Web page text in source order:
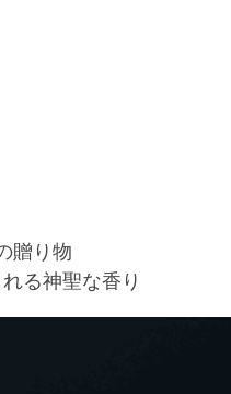
贈り物
る神聖な香り